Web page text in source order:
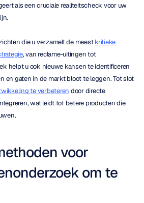
als een cruciale realiteitscheck voor uw
die u verzamelt de meest kritieke
, van reclame-uitingen tot
helpt u ook nieuwe kansen te identificeren
en gaten in de markt bloot te leggen. Tot slot
te verbeteren door directe
wat leidt tot betere producten die
voor
om te